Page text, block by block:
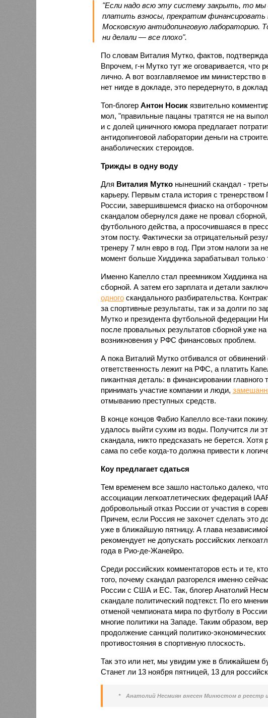
"Если надо всю эту систему закрыть, то мы
платить взносы, прекратим финансировать
Московскую антидопинговую лабораторию.
ни делали — все плохо".
По словам Виталия Мутко, фактов,
Впрочем, г-н Мутко тут же оговаривается, что
лично. А вот возглавляемое им министерство в
нет нигде в докладе, это передернуто, в
Топ-блогер Антон Носикязвительно
мол, "правильные пацаны тратятся не на
и с долей циничного юмора предлагает
антидопинговой лаборатории деньги на
анаболических стероидов.
Трижды в одну воду
Для Виталия Мутконынешний скандал -
карьеру. Первым стала история с
России, завершившемся фиаско на
скандалом обернулся даже не провал
футбольного действа, а просочившаяся в
этом посту. Фактически за отрицательный
тренеру 7 млн евро в год. При этом налоги за
момент больше Хиддинка зарабатывал
Именно Капелло стал преемником Хиддинка
сборной. А затем его зарплата и детали
одногоскандального разбирательства.
за спортивные результаты, так и за долги по
Мутко и президента футбольной федерации
после провальных результатов сборной уже
возникновения у РФС финансовых проблем.
А пока Виталий Мутко отбивался от
ответственность лежит на РФС, а платить
пикантная деталь: в финансировании
принимать участие компании и люди,
отмыванию преступных средств.
В конце концов Фабио Капелло все-таки
удалось выйти сухим из воды. Получится ли
скандала, никто предсказать не берется.
сама по себе когда-то должна привести к
Коу предлагает сдаться
Тем временем все зашло настолько далеко,
ассоциации легкоатлетических федераций
добровольный отказ России от участия в
Причем, если Россия не захочет сделать это
уже в ближайшую пятницу. А глава
рекомендует не допускать российских
года в Рио-де-Жанейро.
Среди российских комментаторов есть и те,
того, почему скандал разгорелся именно
России с США и ЕС. Так, блогер Анатолий
скандале политический подтекст. По его
отменой чемпионата мира по футболу в
многие политики на Западе. Таким образом,
продолжение санкций политико-
противостояния в спортивную плоскость.
Так это или нет, мы увидим уже в ближайшем
Станет ли 13 ноября пятницей, 13 для
* Анатолий Несмиян внесен Минюстом в реестр